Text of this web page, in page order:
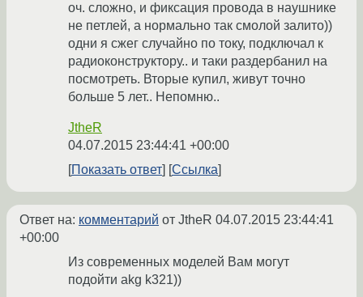
оч. сложно, и фиксация провода в наушнике
не петлей, а нормально так смолой залито))
одни я сжег случайно по току, подключал к
радиоконструктору.. и таки раздербанил на
посмотреть. Вторые купил, живут точно
больше 5 лет.. Непомню..
JtheR
04.07.2015 23:44:41 +00:00
Показать ответ
Ссылка
Ответ на: комментарий от JtheR 04.07.2015 23:44:41
+00:00
Из современных моделей Вам могут
подойти akg k321))